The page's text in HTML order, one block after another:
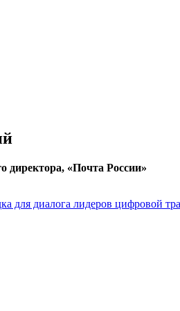
директора, «Почта России»
для диалога лидеров цифровой